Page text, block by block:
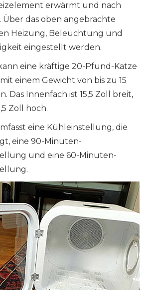
erwärmt und nach
das oben angebrachte
Heizung, Beleuchtung und
eingestellt werden.
eine kräftige 20-Pfund-Katze
einem Gewicht von bis zu 15
Das Innenfach ist 15,5 Zoll breit,
Zoll hoch.
eine Kühleinstellung, die
eine 90-Minuten-
und eine 60-Minuten-